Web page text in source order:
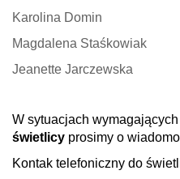
Karolina Domin
Magdalena Staśkowiak
Jeanette Jarczewska
W sytuacjach
świetlicy prosimy o
Kontak telefoniczny do